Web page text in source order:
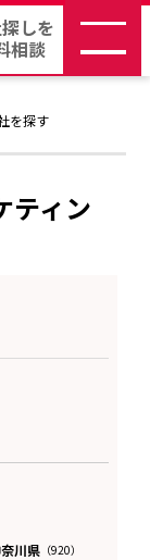
しを
相談
を探す
ティン
川県 （920）